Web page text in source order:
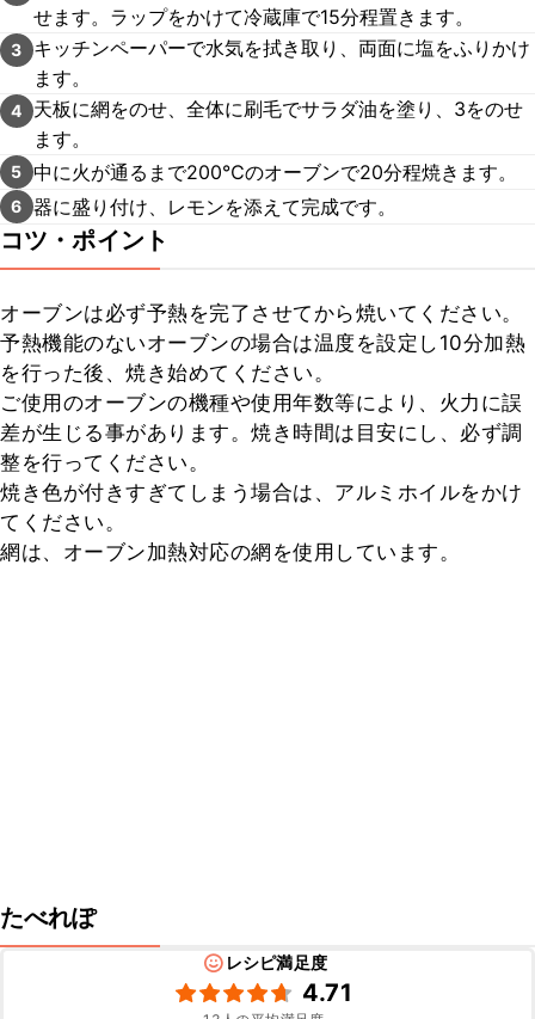
せます。ラップをかけて冷蔵庫で15分程置きます。
3
キッチンペーパーで水気を拭き取り、両面に塩をふりかけ
ます。
4
天板に網をのせ、全体に刷毛でサラダ油を塗り、3をのせ
ます。
5 中に火が通るまで200℃のオーブンで20分程焼きます。
6 器に盛り付け、レモンを添えて完成です。
コツ・ポイント
オーブンは必ず予熱を完了させてから焼いてください。
予熱機能のないオーブンの場合は温度を設定し10分加熱
を行った後、焼き始めてください。
ご使用のオーブンの機種や使用年数等により、火力に誤
差が生じる事があります。焼き時間は目安にし、必ず調
整を行ってください。
焼き色が付きすぎてしまう場合は、アルミホイルをかけ
てください。
網は、オーブン加熱対応の網を使用しています。
たべれぽ
レシピ満足度
4.71